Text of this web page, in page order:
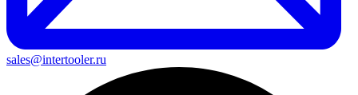
sales@intertooler.ru